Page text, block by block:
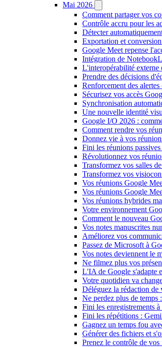
Mai 2026
Comment partager vos
Contrôle accru pour les
Détecter
Exportation et
Google Meet repense
Intégration de
L'interopérabilité externe
Prendre des décisions
Renforcement des
Sécurisez vos accès
Synchronisation
Une nouvelle identité
Google I/O 2026 :
Comment rendre vos
Donnez vie à vos
Fini les réunions
Révolutionnez vos
Transformez vos salles
Transformez vos
Vos réunions Google
Vos réunions Google
Vos réunions hybrides
Votre environnement
Comment le nouveau
Vos notes manuscrites
Améliorez vos
Passez de Microsoft à
Vos notes deviennent le
Ne filmez plus vos
L'IA de Google s'adapte
Votre quotidien va
Déléguez la rédaction
Ne perdez plus de temps
Fini les enregistrements
Fini les répétitions :
Gagnez un temps fou
Générer des fichiers et
Prenez le contrôle de